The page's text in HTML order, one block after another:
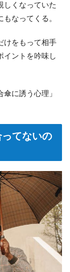
しくなっていた
なってくる。
けをもって相手
イントを吟味し
に誘う心理」
てないの